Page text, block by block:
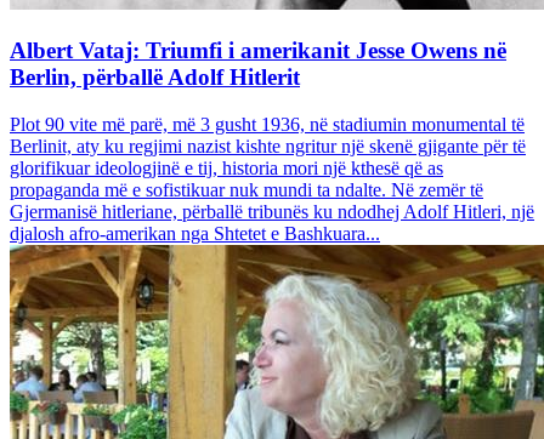
Albert Vataj: Triumfi i amerikanit Jesse Owens në
Berlin, përballë Adolf Hitlerit
Plot 90 vite më parë, më 3 gusht 1936, në stadiumin monumental të
Berlinit, aty ku regjimi nazist kishte ngritur një skenë gjigante për të
glorifikuar ideologjinë e tij, historia mori një kthesë që as
propaganda më e sofistikuar nuk mundi ta ndalte. Në zemër të
Gjermanisë hitleriane, përballë tribunës ku ndodhej Adolf Hitleri, një
djalosh afro-amerikan nga Shtetet e Bashkuara...